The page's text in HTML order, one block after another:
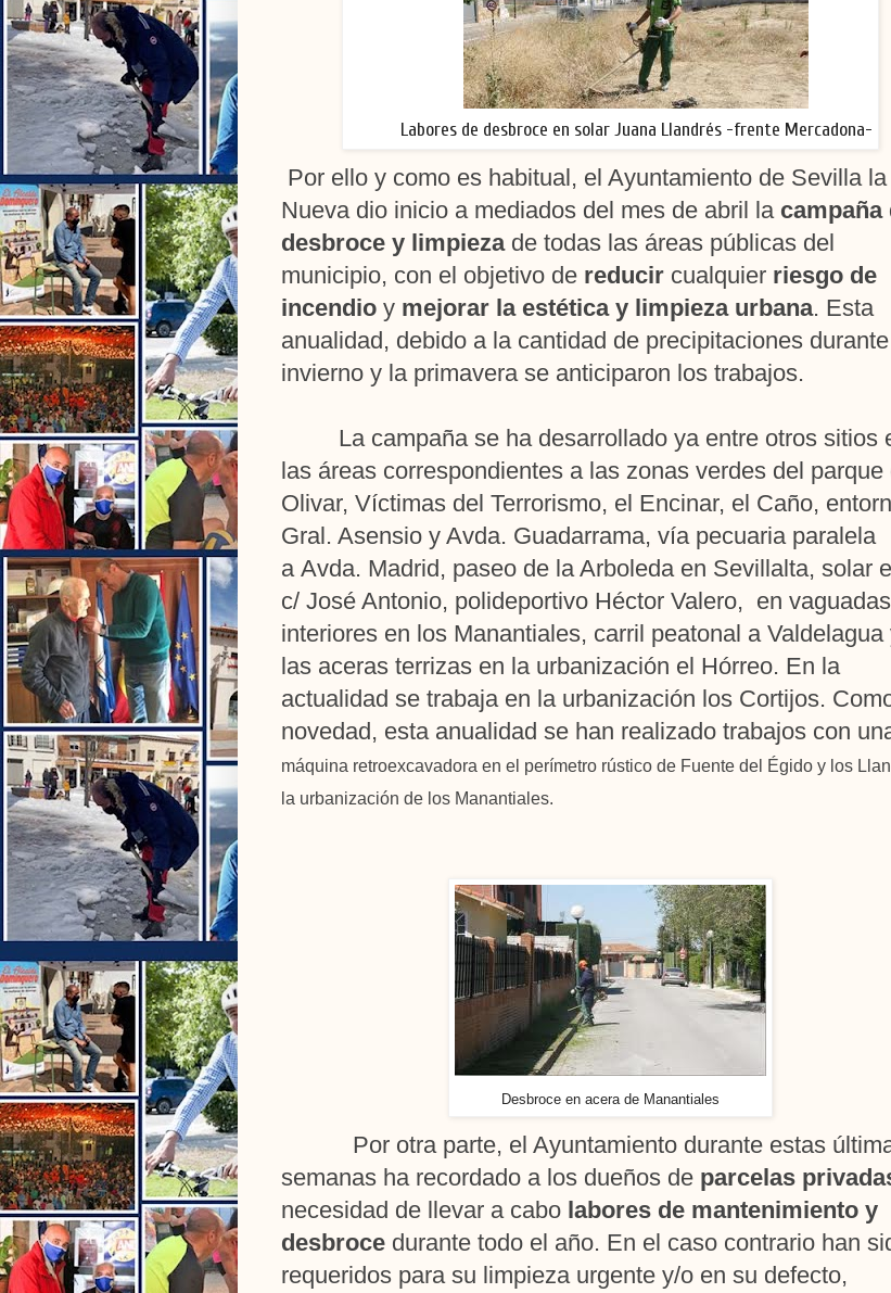
Labores de desbroce en solar Juana Llandrés -frente Mercadona-
Por ello y como es habitual, el Ayuntamiento de Sevilla la
Nueva dio inicio a mediados del mes de abril la campaña
desbroce y limpiezade todas las áreas públicas del
municipio, con el objetivo de reducir cualquier riesgo de
incendio y mejorar la estética y limpieza urbana. Esta
anualidad, debido a la cantidad de precipitaciones
invierno y la primavera se anticiparon los trabajos.
La campaña se ha desarrollado ya entre otros sitios
las áreas correspondientes a las zonas verdes del parque
Olivar, Víctimas del Terrorismo, el Encinar, el Caño,
Gral. Asensio y Avda. Guadarrama, vía pecuaria paralela
a Avda. Madrid, paseo de la Arboleda en Sevillalta, solar
c/ José Antonio, polideportivo Héctor Valero, en vaguadas
interiores en los Manantiales, carril peatonal a Valdelagua
las aceras terrizas en la urbanización el Hórreo. En la
actualidad se trabaja en la urbanización los Cortijos.
novedad, esta anualidad se han realizado trabajos con
máquina retroexcavadora en el perímetro rústico de Fuente del Égido y los
la urbanización de los Manantiales.
Desbroce en acera de Manantiales
Por otra parte, el Ayuntamiento durante estas
semanas ha recordado a los dueños de parcelas
necesidad de llevar a cabo labores de mantenimiento y
desbroce durante todo el año. En el caso contrario han
requeridos para su limpieza urgente y/o en su defecto,